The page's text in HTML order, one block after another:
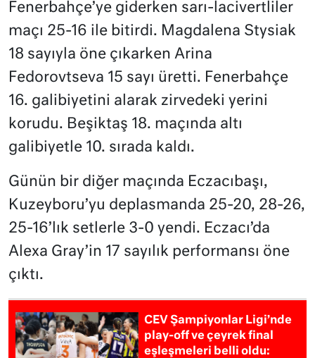
Fenerbahçe’ye giderken sarı-lacivertliler
maçı 25-16 ile bitirdi. Magdalena Stysiak
18 sayıyla öne çıkarken Arina
Fedorovtseva 15 sayı üretti. Fenerbahçe
16. galibiyetini alarak zirvedeki yerini
korudu. Beşiktaş 18. maçında altı
galibiyetle 10. sırada kaldı.
Günün bir diğer maçında Eczacıbaşı,
Kuzeyboru’yu deplasmanda 25-20, 28-26,
25-16’lık setlerle 3-0 yendi. Eczacı’da
Alexa Gray’in 17 sayılık performansı öne
çıktı.
CEV Şampiyonlar Ligi’nde
play-off ve çeyrek final
eşleşmeleri belli oldu: